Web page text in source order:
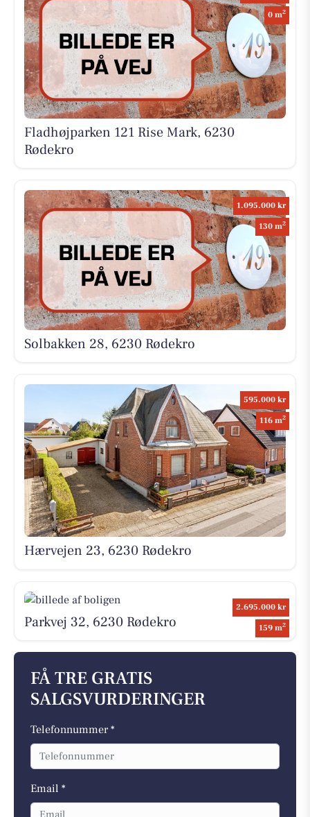
0 m2
Fladhøjparken 121 Rise Mark, 6230
Rødekro
1.095.000 kr
130 m2
Solbakken 28, 6230 Rødekro
595.000 kr
116 m2
Hærvejen 23, 6230 Rødekro
2.695.000 kr
159 m2
Parkvej 32, 6230 Rødekro
FÅ TRE GRATIS
SALGSVURDERINGER
Telefonnummer *
Email *